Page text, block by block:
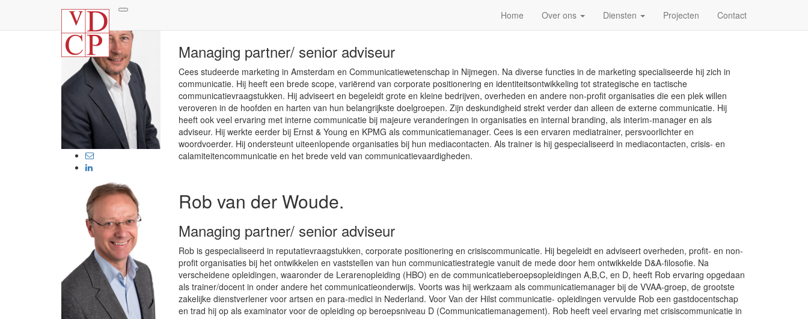
Home Over ons Diensten Projecten Contact
Managing partner/ senior adviseur
Cees studeerde marketing in Amsterdam en Communicatiewetenschap in Nijmegen. Na diverse functies in de marketing specialiseerde hij zich in
communicatie. Hij heeft een brede scope, variërend van corporate positionering en identiteitsontwikkeling tot strategische en tactische
communicatievraagstukken. Hij adviseert en begeleidt grote en kleine bedrijven, overheden en andere non-profit organisaties die een plek willen
veroveren in de hoofden en harten van hun belangrijkste doelgroepen. Zijn deskundigheid strekt verder dan alleen de externe communicatie. Hij
heeft ook veel ervaring met interne communicatie bij majeure veranderingen in organisaties en internal branding, als interim-manager en als
adviseur. Hij werkte eerder bij Ernst & Young en KPMG als communicatiemanager. Cees is een ervaren mediatrainer, persvoorlichter en
woordvoerder. Hij ondersteunt uiteenlopende organisaties bij hun mediacontacten. Als trainer is hij gespecialiseerd in mediacontacten, crisis- en
calamiteitencommunicatie en het brede veld van communicatievaardigheden.
Rob van der Woude.
Managing partner/ senior adviseur
Rob is gespecialiseerd in reputatievraagstukken, corporate positionering en crisiscommunicatie. Hij begeleidt en adviseert overheden, profit- en non-
profit organisaties bij het ontwikkelen en vaststellen van hun communicatiestrategie vanuit de mede door hem ontwikkelde D&A-filosofie. Na
verscheidene opleidingen, waaronder de Lerarenopleiding (HBO) en de communicatieberoepsopleidingen A,B,C, en D, heeft Rob ervaring opgedaan
als trainer/docent in onder andere het communicatieonderwijs. Voorts was hij werkzaam als communicatiemanager bij de VVAA-groep, de grootste
zakelijke dienstverlener voor artsen en para-medici in Nederland. Voor Van der Hilst communicatie- opleidingen vervulde Rob een gastdocentschap
en trad hij op als examinator voor de opleiding op beroepsniveau D (Communicatiemanagement). Rob heeft veel ervaring met crisiscommunicatie in